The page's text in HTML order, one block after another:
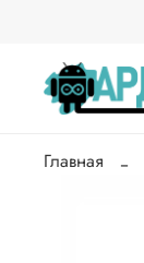
Главная